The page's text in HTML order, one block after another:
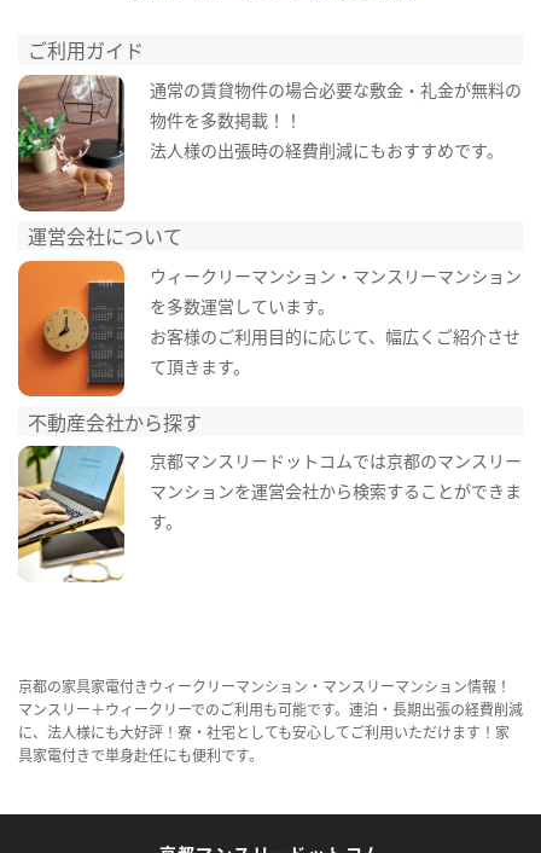
ご利用ガイド
通常の賃貸物件の場合必要な敷金・礼金が無料の
物件を多数掲載！！
法人様の出張時の経費削減にもおすすめです。
運営会社について
ウィークリーマンション・マンスリーマンション
を多数運営しています。
お客様のご利用目的に応じて、幅広くご紹介させ
て頂きます。
不動産会社から探す
京都マンスリードットコムでは京都のマンスリー
マンションを運営会社から検索することができま
す。
京都の家具家電付きウィークリーマンション・マンスリーマンション情報！
マンスリー＋ウィークリーでのご利用も可能です。連泊・長期出張の経費削減
に、法人様にも大好評！寮・社宅としても安心してご利用いただけます！家
具家電付きで単身赴任にも便利です。